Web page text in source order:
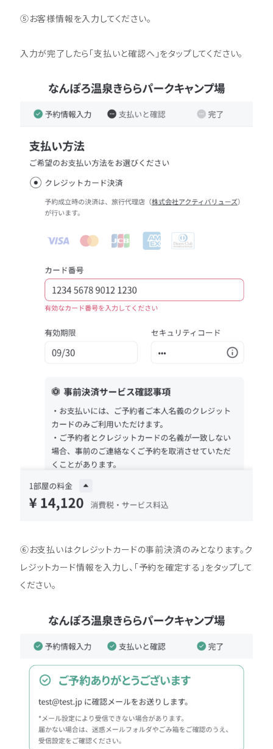
⑤お客様情報を入力してください。
入力が完了したら「支払いと確認へ」をタップしてください。
⑥お支払いはクレジットカードの事前決済のみとなります。ク
レジットカード情報を入力し、「予約を確定する」をタップして
ください。